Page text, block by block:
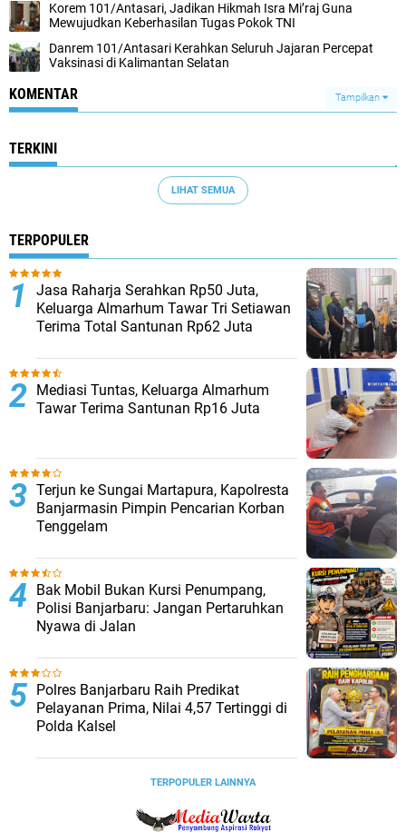
Korem 101/Antasari, Jadikan Hikmah Isra Mi’raj Guna
Mewujudkan Keberhasilan Tugas Pokok TNI
Danrem 101/Antasari Kerahkan Seluruh Jajaran Percepat
Vaksinasi di Kalimantan Selatan
KOMENTAR Tampilkan
TERKINI
LIHAT SEMUA
TERPOPULER
Jasa Raharja Serahkan Rp50 Juta,
Keluarga Almarhum Tawar Tri Setiawan
Terima Total Santunan Rp62 Juta
Mediasi Tuntas, Keluarga Almarhum
Tawar Terima Santunan Rp16 Juta
Terjun ke Sungai Martapura, Kapolresta
Banjarmasin Pimpin Pencarian Korban
Tenggelam
Bak Mobil Bukan Kursi Penumpang,
Polisi Banjarbaru: Jangan Pertaruhkan
Nyawa di Jalan
Polres Banjarbaru Raih Predikat
Pelayanan Prima, Nilai 4,57 Tertinggi di
Polda Kalsel
TERPOPULER LAINNYA